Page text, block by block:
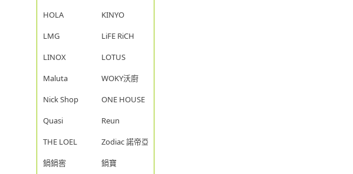
HOLA
KINYO
LMG
LiFE RiCH
LINOX
LOTUS
Maluta
WOKY沃廚
Nick Shop
ONE HOUSE
Quasi
Reun
THE LOEL
Zodiac 諾帝亞
鍋鍋窖
鍋寶